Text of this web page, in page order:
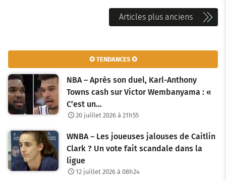
v
i
g
a
i
o
Articles plus anciens
✪ TENDANCES ✪
NBA – Après son duel, Karl-Anthony
Towns cash sur Victor Wembanyama : «
C’est un…
20 juillet 2026 à 21h55
WNBA – Les joueuses jalouses de Caitlin
Clark ? Un vote fait scandale dans la
ligue
12 juillet 2026 à 08h24